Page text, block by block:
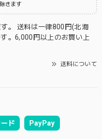
きます
。 送料は一律800円(北海
。6,000円以上のお買い上
送料について
ド PayPay